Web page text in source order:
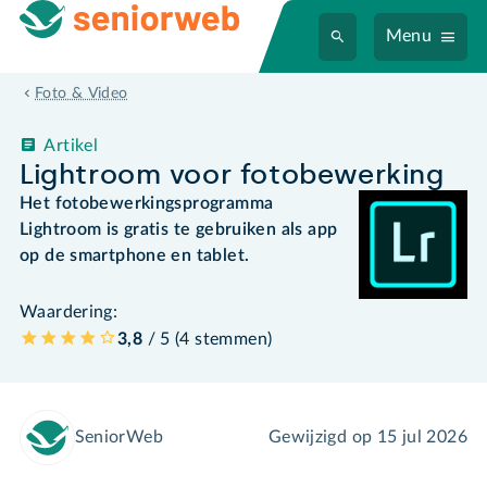
Menu
Foto & Video
Lightroom voor fotobewerking
Artikel
Het fotobewerkingsprogramma
Lightroom is gratis te gebruiken als app
op de smartphone en tablet.
Waardering:
3,8 / 5 (4 stemmen)
SeniorWeb Gewijzigd op 15 jul 2026